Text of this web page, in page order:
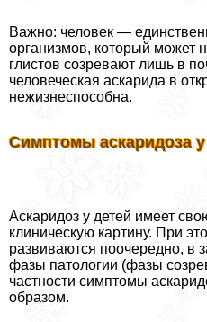
Важно: человек —
организмов, который может
глистов созревают лишь в
человеческая аскарида в
нежизнеспособна.
Симптомы аскаридоза у
Аскаридоз у детей имеет
клиническую картину. При
развиваются поочередно, в
фазы патологии (фазы
частности симптомы
образом.